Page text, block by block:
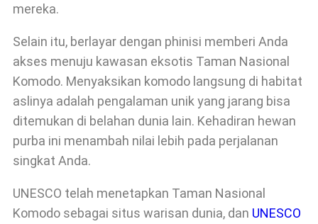
mereka.
Selain itu, berlayar dengan phinisi memberi Anda
akses menuju kawasan eksotis Taman Nasional
Komodo. Menyaksikan komodo langsung di habitat
aslinya adalah pengalaman unik yang jarang bisa
ditemukan di belahan dunia lain. Kehadiran hewan
purba ini menambah nilai lebih pada perjalanan
singkat Anda.
UNESCO telah menetapkan Taman Nasional
Komodo sebagai situs warisan dunia, dan UNESCO